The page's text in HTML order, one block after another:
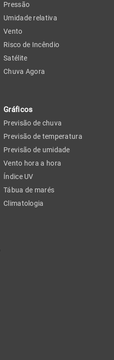
Pressão
Umidade relativa
Vento
Risco de Incêndio
Satélite
Chuva Agora
Gráficos
Previsão de chuva
Previsão de temperatura
Previsão de umidade
Vento hora a hora
Índice UV
Tábua de marés
Climatologia